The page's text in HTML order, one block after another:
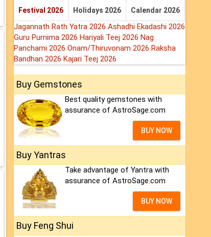
Festival 2026 Holidays 2026 Calendar 2026
Jagannath Rath Yatra 2026 Ashadhi Ekadashi 2026
Guru Purnima 2026 Hariyali Teej 2026 Nag
Panchami 2026 Onam/Thiruvonam 2026 Raksha
Bandhan 2026 Kajari Teej 2026
Buy Gemstones
Best quality gemstones with
assurance of AstroSage.com
BUY NOW
Buy Yantras
Take advantage of Yantra with
assurance of AstroSage.com
BUY NOW
Buy Feng Shui